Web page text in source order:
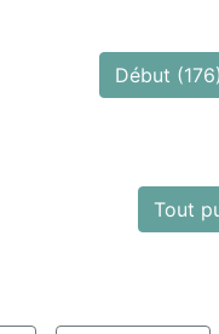
Début (176)
Tout